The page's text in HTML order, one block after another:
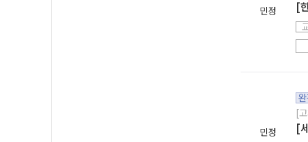
민정 [
민정
[
[